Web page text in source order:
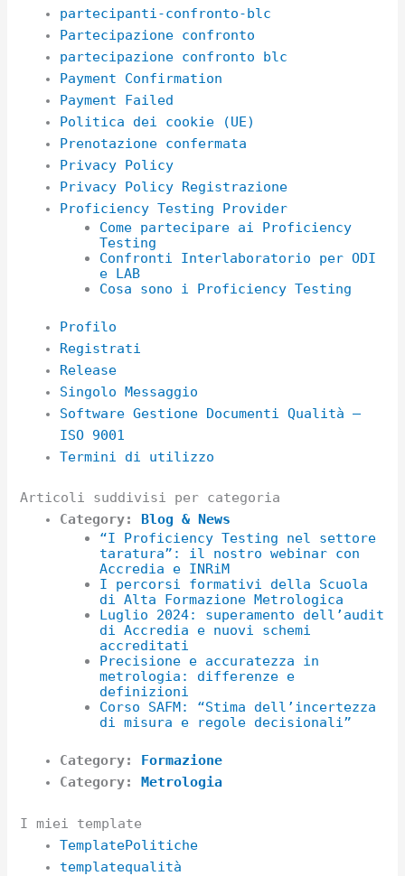
partecipanti-confronto-blc
Partecipazione confronto
partecipazione confronto blc
Payment Confirmation
Payment Failed
Politica dei cookie (UE)
Prenotazione confermata
Privacy Policy
Privacy Policy Registrazione
Proficiency Testing Provider
Come partecipare ai Proficiency
Testing
Confronti Interlaboratorio per ODI
e LAB
Cosa sono i Proficiency Testing
Profilo
Registrati
Release
Singolo Messaggio
Software Gestione Documenti Qualità –
ISO 9001
Termini di utilizzo
Articoli suddivisi per categoria
Category: Blog & News
“I Proficiency Testing nel settore
taratura”: il nostro webinar con
Accredia e INRiM
I percorsi formativi della Scuola
di Alta Formazione Metrologica
Luglio 2024: superamento dell’audit
di Accredia e nuovi schemi
accreditati
Precisione e accuratezza in
metrologia: differenze e
definizioni
Corso SAFM: “Stima dell’incertezza
di misura e regole decisionali”
Category: Formazione
Category:Metrologia
I miei template
TemplatePolitiche
templatequalità